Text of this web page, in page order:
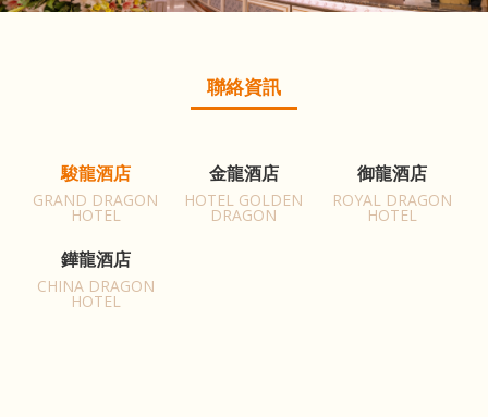
聯絡資訊
駿龍酒店
GRAND DRAGON
HOTEL
金龍酒店
HOTEL GOLDEN
DRAGON
御龍酒店
ROYAL DRAGON
HOTEL
鏵龍酒店
CHINA DRAGON
HOTEL